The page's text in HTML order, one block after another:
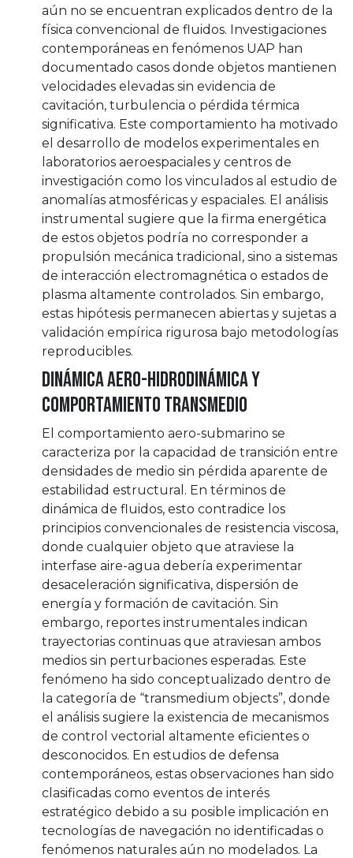
aún no se encuentran explicados dentro de la
física convencional de fluidos. Investigaciones
contemporáneas en fenómenos UAP han
documentado casos donde objetos mantienen
velocidades elevadas sin evidencia de
cavitación, turbulencia o pérdida térmica
significativa. Este comportamiento ha motivado
el desarrollo de modelos experimentales en
laboratorios aeroespaciales y centros de
investigación como los vinculados al estudio de
anomalías atmosféricas y espaciales. El análisis
instrumental sugiere que la firma energética
de estos objetos podría no corresponder a
propulsión mecánica tradicional, sino a sistemas
de interacción electromagnética o estados de
plasma altamente controlados. Sin embargo,
estas hipótesis permanecen abiertas y sujetas a
validación empírica rigurosa bajo metodologías
reproducibles.
Dinámica aero-hidrodinámica y
comportamiento transmedio
El comportamiento aero-submarino se
caracteriza por la capacidad de transición entre
densidades de medio sin pérdida aparente de
estabilidad estructural. En términos de
dinámica de fluidos, esto contradice los
principios convencionales de resistencia viscosa,
donde cualquier objeto que atraviese la
interfase aire-agua debería experimentar
desaceleración significativa, dispersión de
energía y formación de cavitación. Sin
embargo, reportes instrumentales indican
trayectorias continuas que atraviesan ambos
medios sin perturbaciones esperadas. Este
fenómeno ha sido conceptualizado dentro de
la categoría de “transmedium objects”, donde
el análisis sugiere la existencia de mecanismos
de control vectorial altamente eficientes o
desconocidos. En estudios de defensa
contemporáneos, estas observaciones han sido
clasificadas como eventos de interés
estratégico debido a su posible implicación en
tecnologías de navegación no identificadas o
fenómenos naturales aún no modelados. La